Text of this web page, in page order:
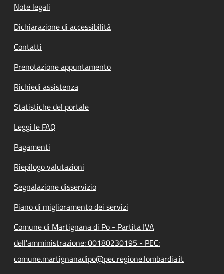
Note legali
Dichiarazione di accessibilità
Contatti
Prenotazione appuntamento
Richiedi assistenza
Statistiche del portale
Leggi le FAQ
Pagamenti
Riepilogo valutazioni
Segnalazione disservizio
Piano di miglioramento dei servizi
Comune di Martignana di Po - Partita IVA
dell'amministrazione: 00180230195 - PEC:
comune.martignanadipo@pec.regione.lombardia.it